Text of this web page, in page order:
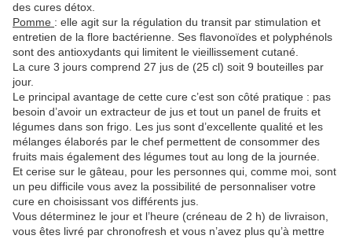
des cures détox.
Pomme : elle agit sur la régulation du transit par stimulation et
entretien de la flore bactérienne. Ses flavonoïdes et polyphénols
sont des antioxydants qui limitent le vieillissement cutané.
La cure 3 jours comprend 27 jus de (25 cl) soit 9 bouteilles par
jour.
Le principal avantage de cette cure c’est son côté pratique : pas
besoin d’avoir un extracteur de jus et tout un panel de fruits et
légumes dans son frigo. Les jus sont d’excellente qualité et les
mélanges élaborés par le chef permettent de consommer des
fruits mais également des légumes tout au long de la journée.
Et cerise sur le gâteau, pour les personnes qui, comme moi, sont
un peu difficile vous avez la possibilité de personnaliser votre
cure en choisissant vos différents jus.
Vous déterminez le jour et l’heure (créneau de 2 h) de livraison,
vous êtes livré par chronofresh et vous n’avez plus qu’à mettre